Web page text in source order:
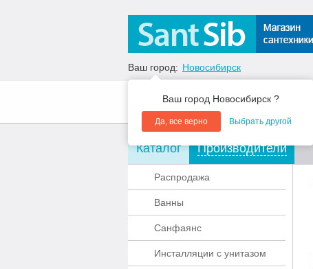
Ваш город: Новосибирск
Ваш город Новосибирск ?
Да, все верно Выбрать другой
О компании Акции
Каталог Производители
Распродажа
Ванны
Санфаянс
Инсталляции с унитазом